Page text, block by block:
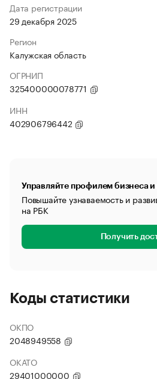
Дата регистрации
29 декабря 2025
Регион
Калужская область
ОГРНИП
325400000078771
ИНН
402906796442
Управляйте профилем бизнеса
Повышайте узнаваемость и
на РБК
Получить
Коды статистики
ОКПО
2048949558
ОКАТО
29401000000